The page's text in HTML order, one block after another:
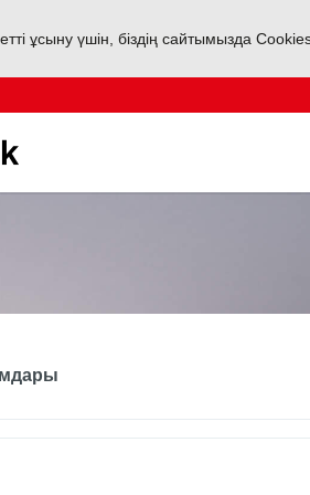
ұсыну үшін, біздің сайтымызда